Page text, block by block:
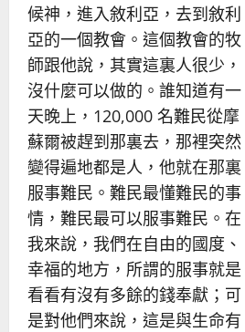
候神，進入敘利亞，去到敘利
亞的一個教會。這個教會的牧
師跟他說，其實這裏人很少，
沒什麼可以做的。誰知道有一
天晚上，120,000 名難民從摩
蘇爾被趕到那裏去，那裡突然
變得遍地都是人，他就在那裏
服事難民。難民最懂難民的事
情，難民最可以服事難民。在
我來說，我們在自由的國度、
幸福的地方，所謂的服事就是
看看有沒有多餘的錢奉獻；可
是對他們來說，這是與生命有